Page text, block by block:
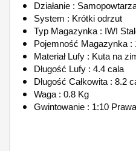
Działanie :
System : Krótki odrzut
Typ Magazynka : IWI
Pojemność Magazynka :
Materiał Lufy : Kuta na
Długość Lufy : 4.4 cala
Długość Całkowita : 8.2
Waga : 0.8 Kg
Gwintowanie : 1:10